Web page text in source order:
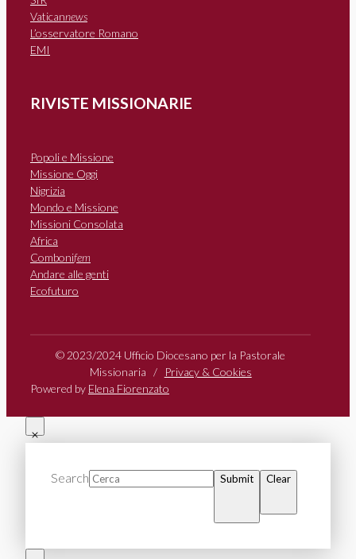
Vaticannews
L’osservatore Romano
EMI
RIVISTE MISSIONARIE
Popoli e Missione
Missione Oggi
Nigrizia
Mondo e Missione
Missioni Consolata
Africa
Combonifem
Andare alle genti
Ecofuturo
© 2023/2024 Ufficio Diocesano per la Pastorale
Missionaria /
Privacy & Cookies
Powered by Elena Fiorenzato
Search Submit Clear